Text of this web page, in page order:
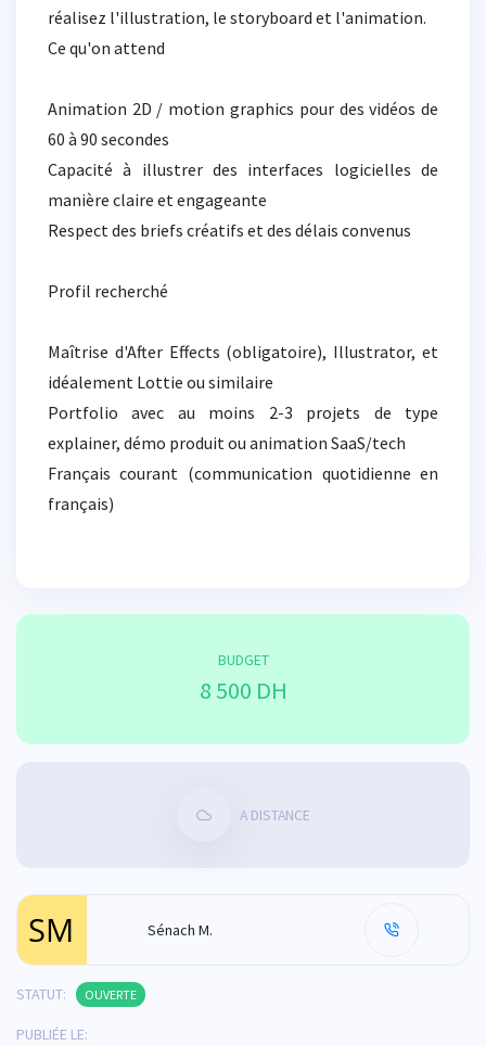
réalisez l'illustration, le storyboard et l'animation.
Ce qu'on attend
Animation 2D / motion graphics pour des vidéos de
60 à 90 secondes
Capacité à illustrer des interfaces logicielles de
manière claire et engageante
Respect des briefs créatifs et des délais convenus
Profil recherché
Maîtrise d'After Effects (obligatoire), Illustrator, et
idéalement Lottie ou similaire
Portfolio avec au moins 2-3 projets de type
explainer, démo produit ou animation SaaS/tech
Français courant (communication quotidienne en
français)
BUDGET
8 500 DH
A DISTANCE
Sénach M.
STATUT: OUVERTE
PUBLIÉE LE: